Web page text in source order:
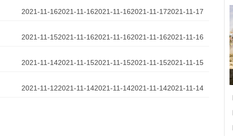
2021-11-17
2021-11-17
2021-11-16
2021-11-16
2021-11-16
2021-11-16
2021-11-16
2021-11-16
2021-11-16
2021-11-15
2021-11-15
2021-11-15
2021-11-15
2021-11-15
2021-11-14
2021-11-14
2021-11-14
2021-11-14
2021-11-14
2021-11-12